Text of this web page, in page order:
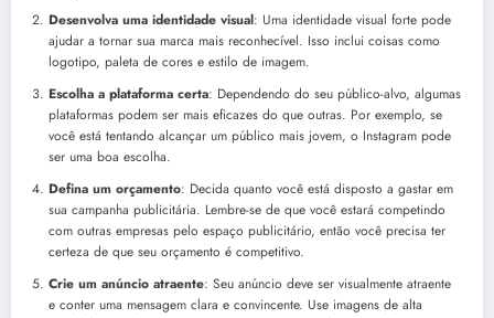
Desenvolva uma identidade visual: Uma identidade visual forte pode
ajudar a tornar sua marca mais reconhecível. Isso inclui coisas como
logotipo, paleta de cores e estilo de imagem.
Escolha a plataforma certa: Dependendo do seu público-alvo, algumas
plataformas podem ser mais eficazes do que outras. Por exemplo, se
você está tentando alcançar um público mais jovem, o Instagram pode
ser uma boa escolha.
Defina um orçamento: Decida quanto você está disposto a gastar em
sua campanha publicitária. Lembre-se de que você estará competindo
com outras empresas pelo espaço publicitário, então você precisa ter
certeza de que seu orçamento é competitivo.
Crie um anúncio atraente: Seu anúncio deve ser visualmente atraente
e conter uma mensagem clara e convincente. Use imagens de alta